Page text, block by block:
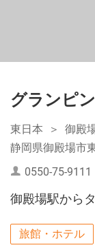
グランピ
東日本
御殿
静岡県御殿場市
0550-75-9111
御殿場駅から
旅館・ホテル